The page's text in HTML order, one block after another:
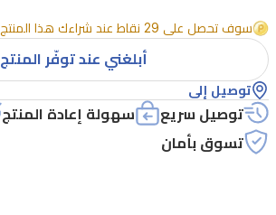
بارفان
بسعة
100
مل.
يفتتح
سوف تحصل على 29 نقاط عند شراءك هذا المنتج
أبلغني عند توفّر المنتج
توصيل إلى
توصيل سريع سهولة إعادة المنتج
تسوق بأمان